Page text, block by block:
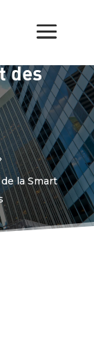
:
des
la Smart